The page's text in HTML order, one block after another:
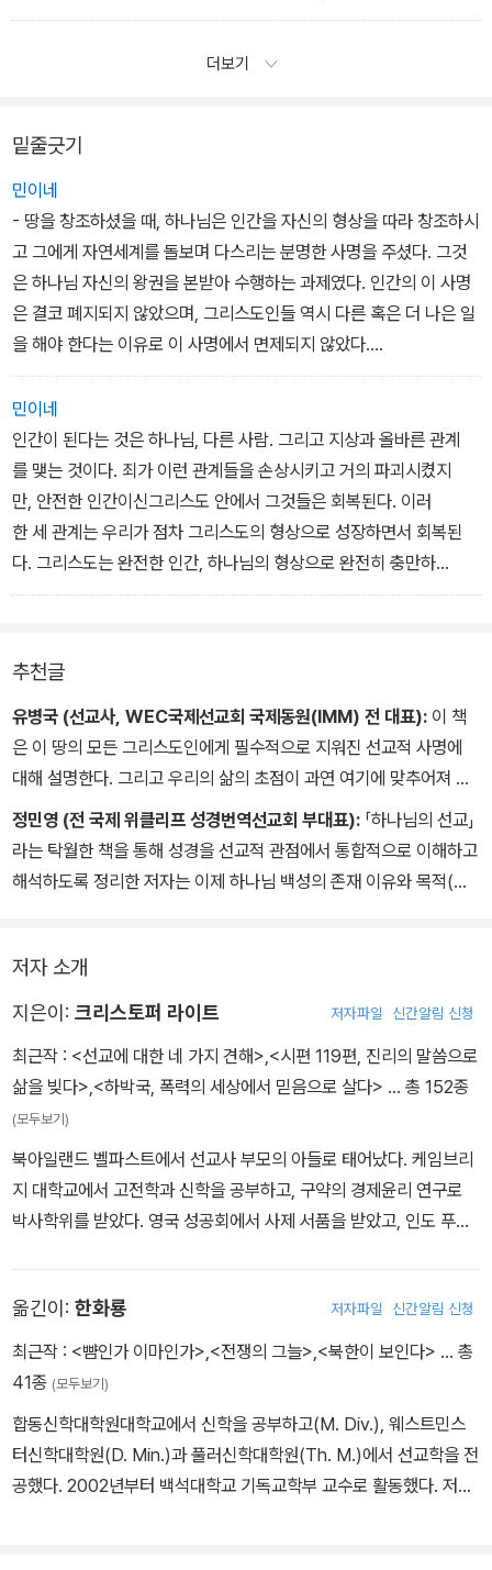
것이다. 당신은 직장에서(직장 생활은 하나님 나라와 그 정의를 구하
를 감지할 때, 그것은 당신의 일에 어떤 영향을 미치는가? 정말로 일
리는(토요일은 신과 인간이 하루 쉬는 날이고) 것이 사실인가?
사, 지구 자원에 대한 청지기직에 기여한다면, 그 일은 창조세계를 위
를 위해 기꺼이 고난을 받으려 한다면, 예수님은 당신이 결코 알지 못
님 백성의 선교에 참여하는 것이다.
_13장 공적 광장에서 살아가는 백성 중에서
더보기
밑줄긋기
민이네
- 땅을 창조하셨을 때, 하나님은 인간을 자신의 형상을 따라 창조하시
고 그에게 자연세계를 돌보며 다스리는 분명한 사명을 주셨다. 그것
은 하나님 자신의 왕권을 본받아 수행하는 과제였다. 인간의 이 사명
은 결코 폐지되지 않았으며, 그리스도인들 역시 다른 혹은 더 나은 일
을 해야 한다는 이유로 이 사명에서 면제되지 않았다.
우리는 창조세계를 다스리고 돌보는 과제에 참여함으로써, 피조물 자
신이창조주께 영광과 찬양을 돌리는 일에 참여한다. 그것은 창조세계
가 하나님의뜻에 따라 우리의 필요를 풍부하게 공급해 준다는 사실
에 대한 적절한 반응인 것이다.
그러나 그렇게 할 때도, 우리는 우리의 죄, 탐욕, 폭력의 결과로 창조
세계가 끔찍하게 고통당하고 훼손당하는 것을 의식한다. 그러므로 우
리는 우리를생태학적 선교로 밀어붙이는 창조세계의 원리를 되돌
아 볼 뿐만 아니라 창조세계의 구속을 고대해야 한다. 그래야 주님 안
민이네
인간이 된다는 것은 하나님, 다른 사람. 그리고 지상과 올바른 관계
를 맺는 것이다. 죄가 이런 관계들을 손상시키고 거의 파괴시켰지
만, 안전한 인간이신그리스도 안에서 그것들은 회복된다. 이러
한 세 관계는 우리가 점차 그리스도의 형상으로 성장하면서 회복된
다. 그리스도는 완전한 인간, 하나님의 형상으로 완전히 충만하
신 한 분이기 때문에, 그분과 같이 될수록 우리는 더욱 인간이 되어 간
마이를 휘트대
추천글
유병국 (선교사, WEC국제선교회 국제동원(IMM) 전 대표): 이 책
은 이 땅의 모든 그리스도인에게 필수적으로 지워진 선교적 사명에
대해 설명한다. 그리고 우리의 삶의 초점이 과연 여기에 맞추어져 있
는지를 성경적으로 묻는다. 성경을 하나님의 말씀으로 믿는 그리스도
인들은 “당신이 이 땅에 존재하는 목적이 무엇인가?”라는 질문에 대
답해야 한다. 그리고 이 질문에 답하기 위해서라도, 그리스도인이라
정민영 (전 국제 위클리프 성경번역선교회 부대표): 「하나님의 선교」
라는 탁월한 책을 통해 성경을 선교적 관점에서 통합적으로 이해하고
해석하도록 정리한 저자는 이제 하나님 백성의 존재 이유와 목적(사
신학적 기초가 부실한 선교 행위도 문제임을 밝힘으로써, 교회의 선
교와 성경신학의 해묵은 분리를 뛰어넘는 진정한 통합의 길을 제시한
야 할 필독서다.
저자 소개
지은이: 크리스토퍼 라이트 저자파일 신간알림 신청
최근작 : <선교에 대한 네 가지 견해>,<시편 119편, 진리의 말씀으로
삶을 빚다>,<하박국, 폭력의 세상에서 믿음으로 살다> … 총 152종
(모두보기)
북아일랜드 벨파스트에서 선교사 부모의 아들로 태어났다. 케임브리
지 대학교에서 고전학과 신학을 공부하고, 구약의 경제윤리 연구로
박사학위를 받았다. 영국 성공회에서 사제 서품을 받았고, 인도 푸네
방대학의 학장 및 총장으로 섬기면서 학생들을 가르쳤다. 현재는 제3
세계에 속한 목회자와 리더를 교육과 문서운동으로 섬기는 랭햄 파트
너십 인터내셔널에서 국제 사역 디렉터로 일하고 있다. 저서로는 『전
약을 어떻게 설교할 것인가』, 『구약에 나타난 예수, 성령, 하나님』,
『UBC 신명기』(이상 성서유니온), 『하나님의 선교』, 『BST 예레미
야』, 『현대를 위한 구약윤리』(이상 IVP), 『다니엘서 강해』(CUP) 등
옮긴이: 한화룡 저자파일 신간알림 신청
최근작 : <뺨인가 이마인가>,<전쟁의 그늘>,<북한이 보인다> … 총
41종 (모두보기)
합동신학대학원대학교에서 신학을 공부하고(M. Div.), 웨스트민스
터신학대학원(D. Min.)과 풀러신학대학원(Th. M.)에서 선교학을 전
공했다. 2002년부터 백석대학교 기독교학부 교수로 활동했다. 저서